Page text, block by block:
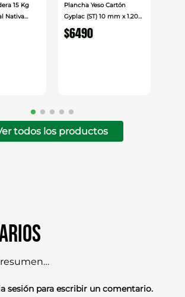
15 Kg
Nativa
Plancha Yeso Cartón
Gyplac (ST) 10 mm x 1.20
cm x 2.40cm
$6490
todos los productos
sesión para escribir un comentario.